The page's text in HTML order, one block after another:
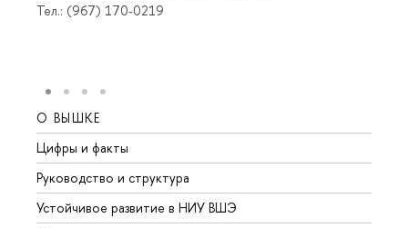
Тел.: (967) 170-0219
О ВЫШКЕ
Цифры и факты
Руководство и структура
Устойчивое развитие в НИУ ВШЭ